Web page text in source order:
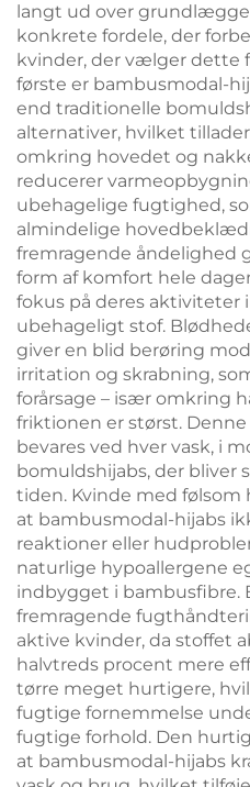
langt ud over
konkrete fordele, der
kvinder, der vælger dette
første er bambusmodal-
end traditionelle
alternativer, hvilket
omkring hovedet og
reducerer
ubehagelige fugtighed,
almindelige
fremragende åndelighed
form af komfort hele
fokus på deres aktiviteter
ubehageligt stof.
giver en blid berøring
irritation og skrabning,
forårsage – især omkring
friktionen er størst.
bevares ved hver vask, i
bomuldshijabs, der bliver
tiden. Kvinde med
at bambusmodal-hijabs
reaktioner eller
naturlige hypoallergene
indbygget i bambusfibre.
fremragende
aktive kvinder, da stoffet
halvtreds procent mere
tørre meget hurtigere,
fugtige fornemmelse
fugtige forhold. Den
at bambusmodal-hijabs